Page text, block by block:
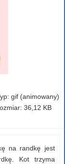
gif (animowany)
36,12 KB
na randkę jest
Kot trzyma